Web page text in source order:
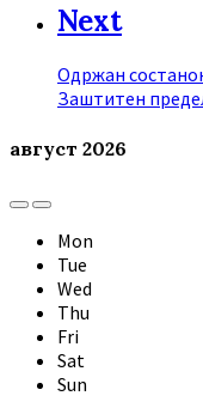
Next
Одржан
Заштитен
август 2026
Previous
Month
Next
Month
Mon
Tue
Wed
Thu
Fri
Sat
Sun